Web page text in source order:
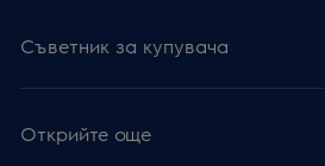
Съветник за купувача
Открийте още